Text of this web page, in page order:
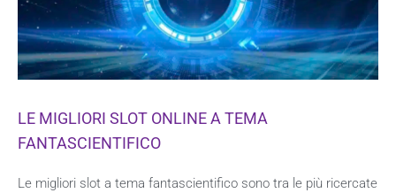
LE MIGLIORI SLOT ONLINE A TEMA
FANTASCIENTIFICO
Le migliori slot a tema fantascientifico sono tra le più ricercate